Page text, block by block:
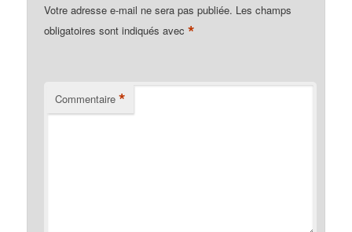
Votre adresse e-mail ne sera pas publiée. Les champs
obligatoires sont indiqués avec*
Commentaire *